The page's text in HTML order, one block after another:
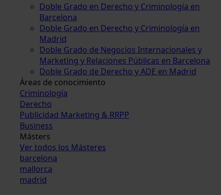
Doble Grado en Derecho y Criminología en
Barcelona
Doble Grado en Derecho y Criminología en
Madrid
Doble Grado de Negocios Internacionales y
Marketing y Relaciones Públicas en Barcelona
Doble Grado de Derecho y ADE en Madrid
Áreas de conocimiento
Criminología
Derecho
Publicidad Marketing & RRPP
Business
Másters
Ver todos los Másteres
barcelona
mallorca
madrid